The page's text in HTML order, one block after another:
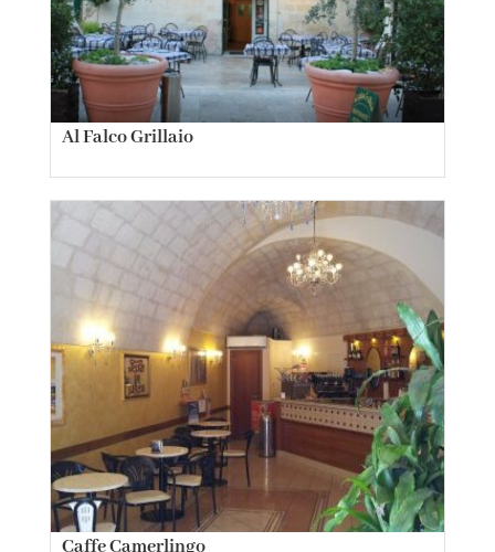
Al Falco Grillaio
Caffe Camerlingo